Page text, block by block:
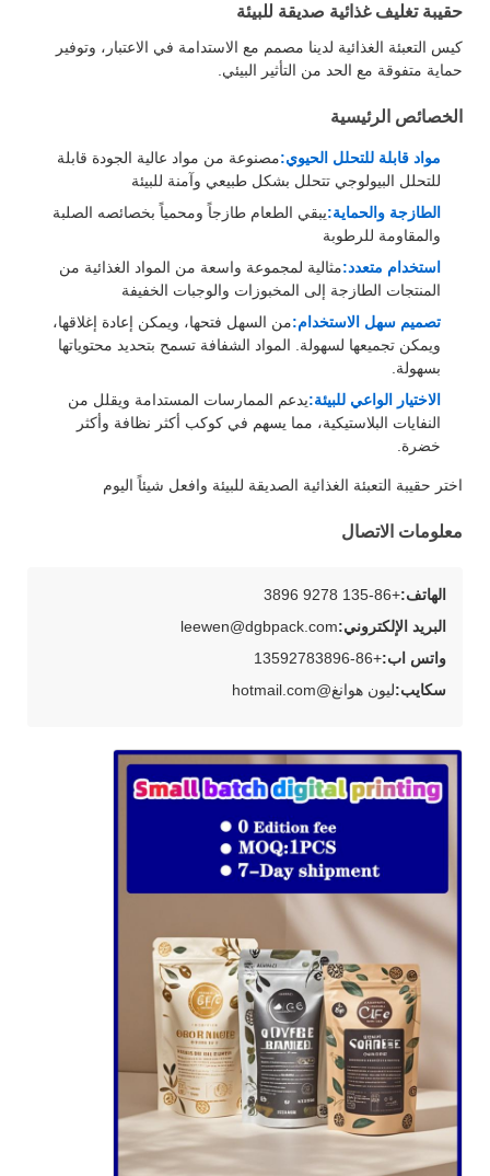
حقيبة تغليف غذائية صديقة للبيئة
كيس التعبئة الغذائية لدينا مصمم مع الاستدامة في الاعتبار، وتوفير
حماية متفوقة مع الحد من التأثير البيئي.
الخصائص الرئيسية
مواد قابلة للتحلل الحيوي:مصنوعة من مواد عالية الجودة قابلة
للتحلل البيولوجي تتحلل بشكل طبيعي وآمنة للبيئة
الطازجة والحماية:يبقي الطعام طازجاً ومحمياً بخصائصه الصلبة
والمقاومة للرطوبة
استخدام متعدد:مثالية لمجموعة واسعة من المواد الغذائية من
المنتجات الطازجة إلى المخبوزات والوجبات الخفيفة
تصميم سهل الاستخدام:من السهل فتحها، ويمكن إعادة إغلاقها،
ويمكن تجميعها لسهولة. المواد الشفافة تسمح بتحديد محتوياتها
بسهولة.
الاختيار الواعي للبيئة:يدعم الممارسات المستدامة ويقلل من
النفايات البلاستيكية، مما يسهم في كوكب أكثر نظافة وأكثر
خضرة.
اختر حقيبة التعبئة الغذائية الصديقة للبيئة وافعل شيئاً اليوم
معلومات الاتصال
الهاتف:+86-135 9278 3896
البريد الإلكتروني:leewen@dgbpack.com
واتس اب:+86-13592783896
سكايب:ليون هوانغ@hotmail.com